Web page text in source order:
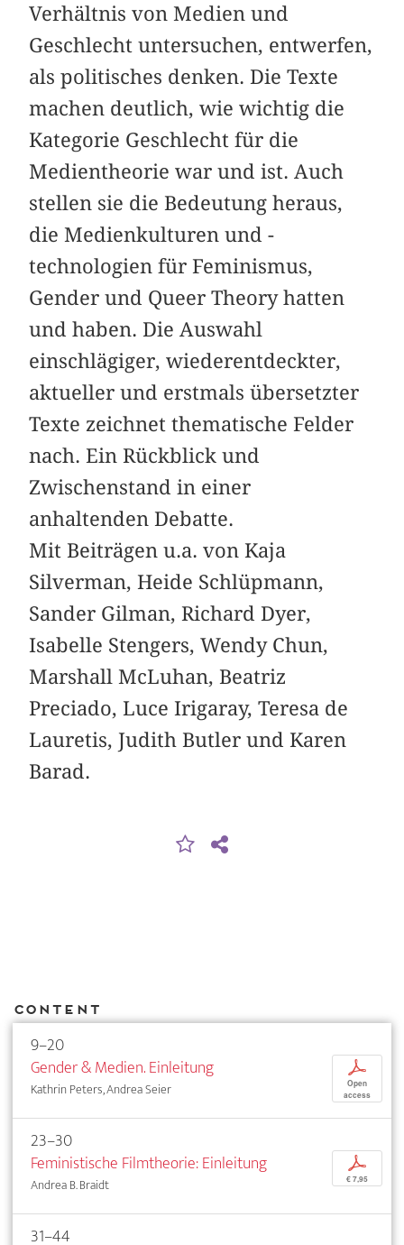
Verhältnis von Medien und
Geschlecht untersuchen, entwerfen,
als politisches denken. Die Texte
machen deutlich, wie wichtig die
Kategorie Geschlecht für die
Medientheorie war und ist. Auch
stellen sie die Bedeutung heraus,
die Medienkulturen und -
technologien für Feminismus,
Gender und Queer Theory hatten
und haben. Die Auswahl
einschlägiger, wiederentdeckter,
aktueller und erstmals übersetzter
Texte zeichnet thematische Felder
nach. Ein Rückblick und
Zwischenstand in einer
anhaltenden Debatte.
Mit Beiträgen u.a. von Kaja
Silverman, Heide Schlüpmann,
Sander Gilman, Richard Dyer,
Isabelle Stengers, Wendy Chun,
Marshall McLuhan, Beatriz
Preciado, Luce Irigaray, Teresa de
Lauretis, Judith Butler und Karen
Barad.
Content
9–20
Gender & Medien. Einleitung
Kathrin Peters, Andrea Seier
p
Open
access
23–30
Feministische Filmtheorie: Einleitung
Andrea B. Braidt
p
€ 7,95
31–44